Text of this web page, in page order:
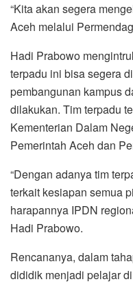
“Kita akan segera
Aceh melalui
Hadi Prabowo
terpadu ini bisa segera
pembangunan kampus
dilakukan. Tim terpadu
Kementerian Dalam
Pemerintah Aceh dan
“Dengan adanya tim
terkait kesiapan semua
harapannya IPDN
Hadi Prabowo.
Rencananya, dalam
dididik menjadi pelajar